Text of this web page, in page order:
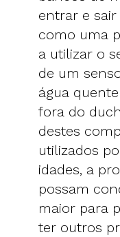
entrar e
como uma
a utilizar o
de um
água
fora do
destes
utilizados
idades, a
possam
maior para
ter outros